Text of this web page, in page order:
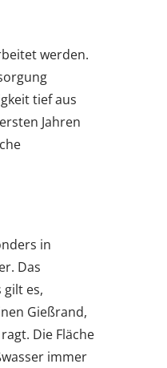
werden.
tief aus
Jahren
in
Das
es,
Gießrand,
Die Fläche
immer